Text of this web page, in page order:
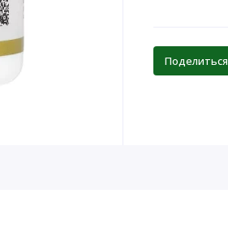
Поделиться